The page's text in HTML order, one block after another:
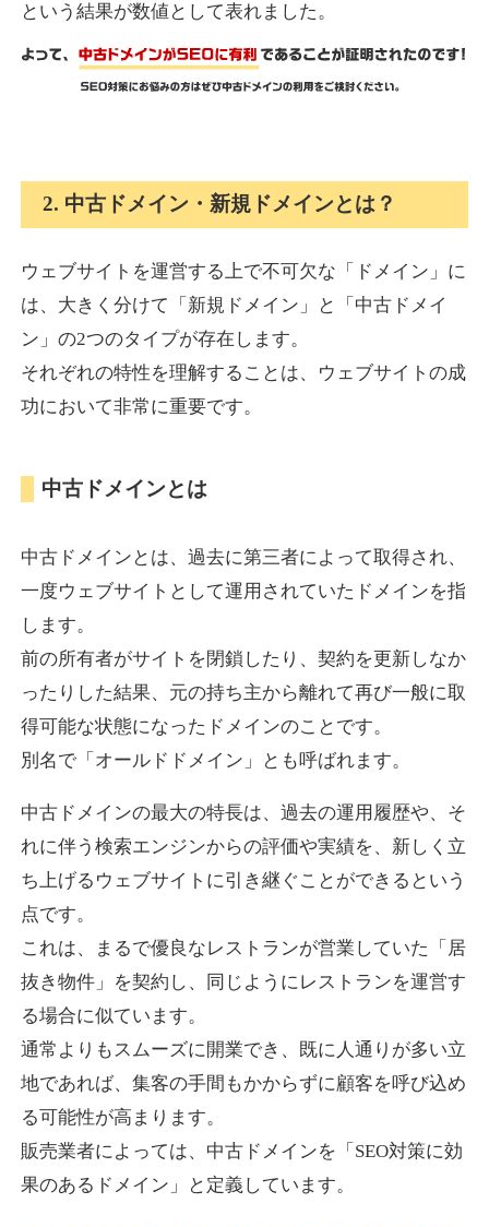
詳細を見る
fukuoka-marathon.com
torigirl-movie.com
ジャンルその他
DA38 外部リンク数 383 ドメイン年齢10年
10,800円 入札 0件
詳細を見る
vrnvroomn.com
ジャンル通販
DA
10,800円 入札 0件
詳細を見る
ジャンルエンターテイメント
37
10,800円
詳細を見る
box-cafe.jp
ジャンル 飲食
DA37 外部リンク数
3,300円 入札 2件
という結果が数値として表れました。
2. 中古ドメイン・新規ドメインとは？
ウェブサイトを運営する上で不可欠な「ドメイン」に
は、大きく分けて「新規ドメイン」と「中古ドメイ
ン」の2つのタイプが存在します。
それぞれの特性を理解することは、ウェブサイトの成
功において非常に重要です。
中古ドメインとは
中古ドメインとは、過去に第三者によって取得され、
一度ウェブサイトとして運用されていたドメインを指
します。
前の所有者がサイトを閉鎖したり、契約を更新しなか
ったりした結果、元の持ち主から離れて再び一般に取
得可能な状態になったドメインのことです。
別名で「オールドドメイン」とも呼ばれます。
中古ドメインの最大の特長は、過去の運用履歴や、そ
れに伴う検索エンジンからの評価や実績を、新しく立
ち上げるウェブサイトに引き継ぐことができるという
点です。
これは、まるで優良なレストランが営業していた「居
抜き物件」を契約し、同じようにレストランを運営す
る場合に似ています。
通常よりもスムーズに開業でき、既に人通りが多い立
地であれば、集客の手間もかからずに顧客を呼び込め
る可能性が高まります。
販売業者によっては、中古ドメインを「SEO対策に効
果のあるドメイン」と定義しています。